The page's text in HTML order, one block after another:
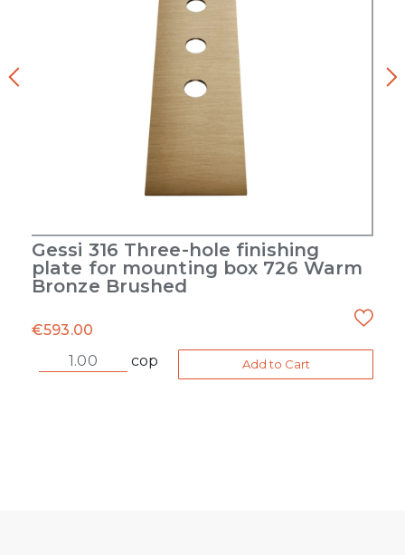
Gessi 316 Three-hole finishing
plate for mounting box 726 Warm
Bronze Brushed
€593.00
cop
Add to Cart